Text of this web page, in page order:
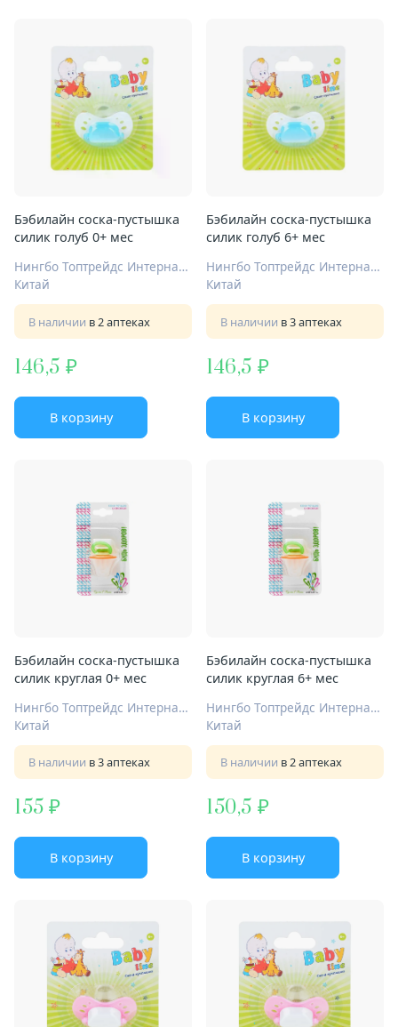
Бэбилайн соска-пустышка
силик голуб 0+ мес
Нингбо Топтрейдс Интернационал Ко Лтд
Китай
В наличии в 2 аптеках
146,5
В корзину
Бэбилайн соска-пустышка
силик голуб 6+ мес
Нингбо Топтрейдс Интернационал Ко Лтд
Китай
В наличии в 3 аптеках
146,5
В корзину
Бэбилайн соска-пустышка
силик круглая 0+ мес
Нингбо Топтрейдс Интернационал Ко Лтд
Китай
В наличии в 3 аптеках
155
В корзину
Бэбилайн соска-пустышка
силик круглая 6+ мес
Нингбо Топтрейдс Интернационал Ко Лтд
Китай
В наличии в 2 аптеках
150,5
В корзину